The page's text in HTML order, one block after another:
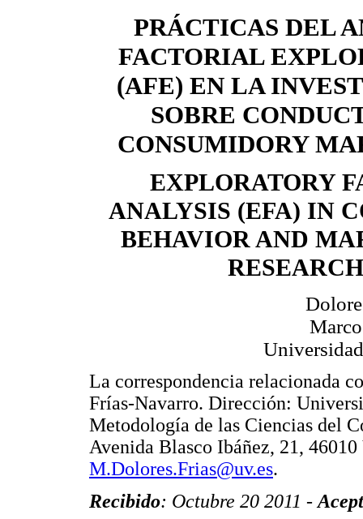
PRÁCTICAS DEL
FACTORIAL
(AFE) EN LA
SOBRE
CONSUMIDORY
EXPLORATORY
ANALYSIS (EFA) IN
BEHAVIOR AND
RESEARCH
La correspondencia relacionada
Frías-Navarro. Dirección:
Metodología de las Ciencias del
Avenida Blasco Ibáñez, 21,
M.Dolores.Frias@uv.es.
Recibido: Octubre 20 2011 -